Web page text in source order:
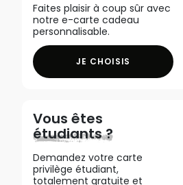
Faites plaisir à coup sûr avec
notre e-carte cadeau
personnalisable.
JE CHOISIS
Vous êtes
étudiants ?
Demandez votre carte
privilège étudiant,
totalement gratuite et